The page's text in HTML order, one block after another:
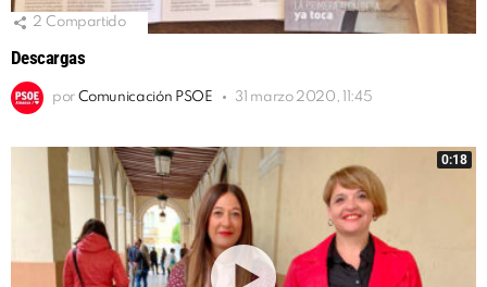
2 Compartido
Descargas
por Comunicación PSOE 31 marzo 2020, 11:45
0:18